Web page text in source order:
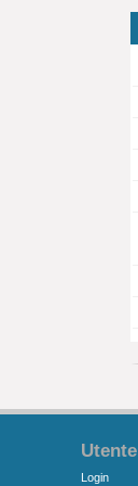
Utente
Login